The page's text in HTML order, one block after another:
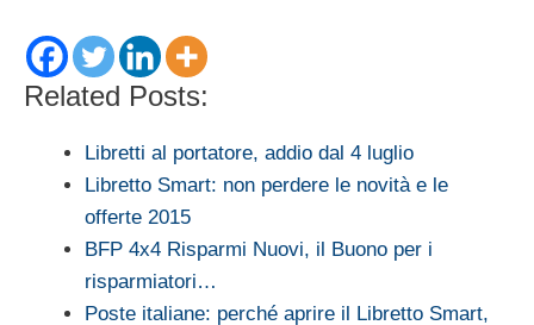
Related Posts:
Libretti al portatore, addio dal 4 luglio
Libretto Smart: non perdere le novità e le
offerte 2015
BFP 4x4 Risparmi Nuovi, il Buono per i
risparmiatori…
Poste italiane: perché aprire il Libretto Smart,